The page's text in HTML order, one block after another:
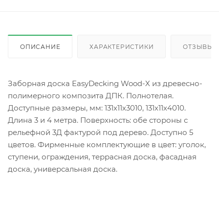
ОПИСАНИЕ ХАРАКТЕРИСТИКИ ОТЗЫВЫ
Заборная доска EasyDecking Wood-X из древесно-
полимерного композита ДПК. Полнотелая.
Доступные размеры, мм: 131х11х3010, 131х11х4010.
Длина 3 и 4 метра. Поверхность: обе стороны с
рельефной 3Д фактурой под дерево. Доступно 5
цветов. Фирменные комплектующие в цвет: уголок,
ступени, ограждения, террасная доска, фасадная
доска, универсальная доска.